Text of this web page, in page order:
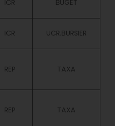
ICR BUGET
ICR UCR.BURSIER
REP TAXA
REP TAXA